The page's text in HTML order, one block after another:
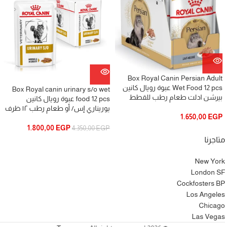
Box Royal Canin Persian Adult
Wet Food 12 pcs عبوة رويال كانين
بيرشن ادلت طعام رطب للقطط
1.650,00 EGP
Box Royal canin urinary s/o wet
food 12 pcs عبوة رويال كانين
يوريناري إس/ أو طعام رطب ١٢ ظرف
4.350,00EGP
1.800,00 EGP
متاجرنا
New York
London SF
Cockfosters BP
Los Angeles
Chicago
Las Vegas